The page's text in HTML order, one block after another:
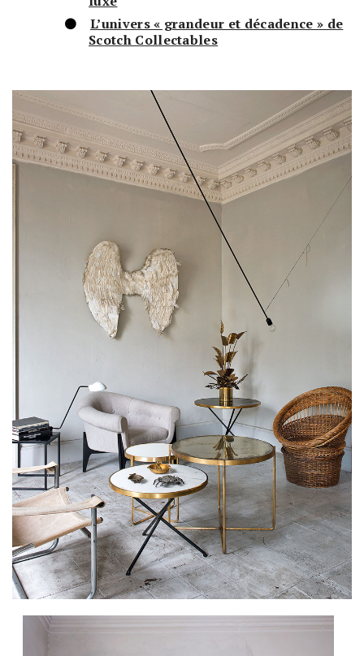
L’univers « grandeur et décadence » de
Scotch Collectables